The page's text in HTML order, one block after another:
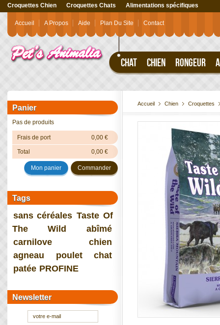
Croquettes Chien Croquettes Chats Alimentations spécifiques
CHAT CHIEN RONGEUR
Accueil A Propos Aide Plan Du Site Contact
Panier
Pas de produits
Frais de port 0,00 €
Total 0,00 €
Commander
Mon panier
Tags
sans céréales Taste Of
The Wild
abîmé
carnilove
chien
agneau
poulet
chat
patée PROFINE
Newsletter
Accueil Chien Croquettes